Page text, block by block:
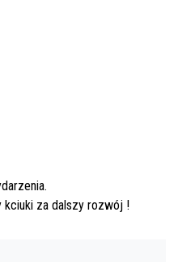
kciuki za dalszy rozwój !